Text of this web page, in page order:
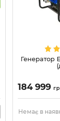
Генератор
184 999
Немає в